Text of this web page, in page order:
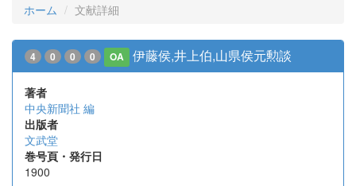
ホーム 文献詳細
4 0 0 0 OA 伊藤侯,井上伯,山県侯元勲談
著者
中央新聞社 編
出版者
文武堂
巻号頁・発行日
1900